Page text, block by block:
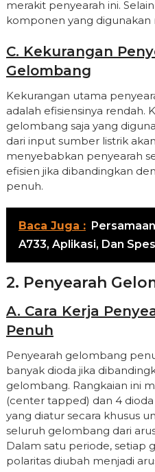
merakit penyearah ini.
komponen yang digunakan
C. Kekurangan
Gelombang
Kekurangan utama
adalah efisiensinya rendah.
gelombang saja yang
dari input sumber listrik
menyebabkan penyearah
efisien jika dibandingkan
penuh.
Baca Juga :
A733, Aplikasi, Dan
2. Penyearah
A. Cara Kerja
Penuh
Penyearah gelombang
banyak dioda jika
gelombang. Rangkaian ini
(center tapped) dan 4
yang diatur secara khusus
seluruh gelombang dari
Dalam satu periode, setiap
polaritas diubah menjadi